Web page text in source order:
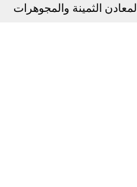
المعادن الثمينة والمجوهرات